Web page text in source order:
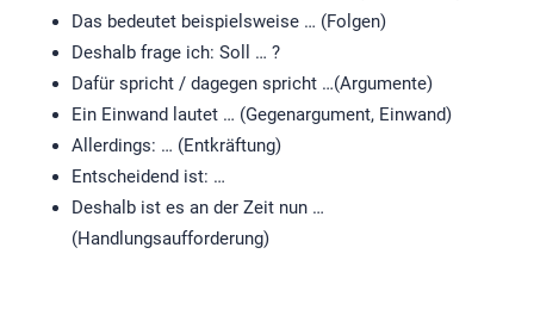
Das bedeutet beispielsweise … (Folgen)
Deshalb frage ich: Soll … ?
Dafür spricht / dagegen spricht …(Argumente)
Ein Einwand lautet … (Gegenargument, Einwand)
Allerdings: … (Entkräftung)
Entscheidend ist: …
Deshalb ist es an der Zeit nun …
(Handlungsaufforderung)